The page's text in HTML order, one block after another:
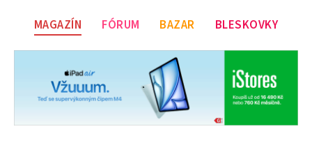
MAGAZÍN FÓRUM BAZAR BLESKOVKY